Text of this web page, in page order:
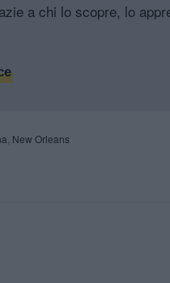
a chi lo scopre, lo
New Orleans